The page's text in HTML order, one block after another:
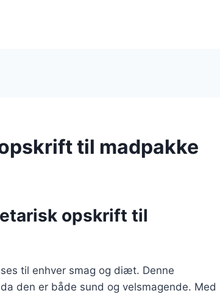
til madpakke
opskrift til
til enhver smag og diæt. Denne
den er både sund og velsmagende. Med